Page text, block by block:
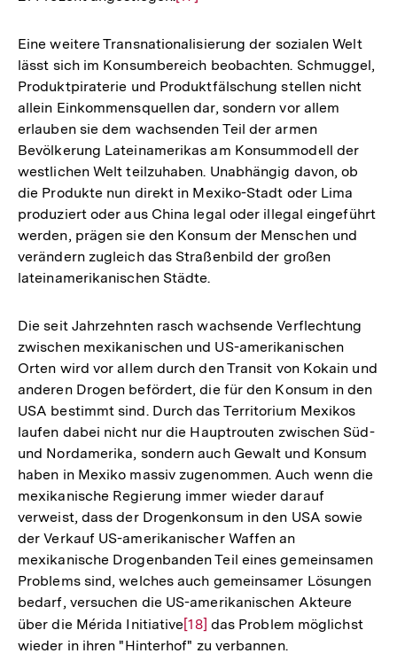
der
Fußnote
Eine weitere Transnationalisierung der sozialen Welt
lässt sich im Konsumbereich beobachten. Schmuggel,
Produktpiraterie und Produktfälschung stellen nicht
allein Einkommensquellen dar, sondern vor allem
erlauben sie dem wachsenden Teil der armen
Bevölkerung Lateinamerikas am Konsummodell der
westlichen Welt teilzuhaben. Unabhängig davon, ob
die Produkte nun direkt in Mexiko-Stadt oder Lima
produziert oder aus China legal oder illegal eingeführt
werden, prägen sie den Konsum der Menschen und
verändern zugleich das Straßenbild der großen
lateinamerikanischen Städte.
Die seit Jahrzehnten rasch wachsende Verflechtung
zwischen mexikanischen und US-amerikanischen
Orten wird vor allem durch den Transit von Kokain und
anderen Drogen befördert, die für den Konsum in den
USA bestimmt sind. Durch das Territorium Mexikos
laufen dabei nicht nur die Hauptrouten zwischen Süd-
und Nordamerika, sondern auch Gewalt und Konsum
haben in Mexiko massiv zugenommen. Auch wenn die
mexikanische Regierung immer wieder darauf
verweist, dass der Drogenkonsum in den USA sowie
der Verkauf US-amerikanischer Waffen an
mexikanische Drogenbanden Teil eines gemeinsamen
Problems sind, welches auch gemeinsamer Lösungen
bedarf, versuchen die US-amerikanischen Akteure
über die Mérida InitiativeZur
Auflösung
[18] das Problem möglichst
wieder in ihren "Hinterhof" zu verbannen.